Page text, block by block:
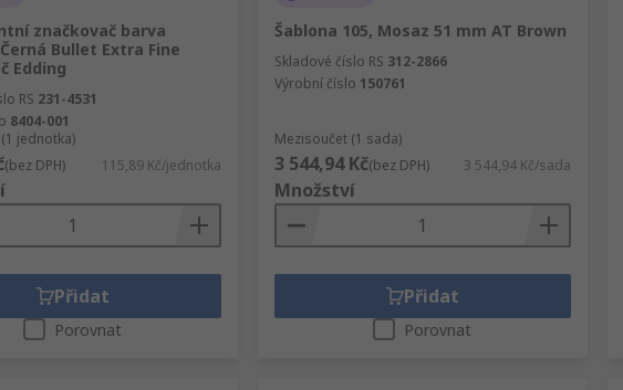
značkovač barva
Bullet Extra Fine
Edding
RS 231-4531
8404-001
jednotka)
(bez DPH) 115,89 Kč/jednotka
Přidat
Porovnat
Šablona 105, Mosaz 51 mm AT Brown
Skladové číslo RS 312-2866
Výrobní číslo 150761
Mezisoučet (1 sada)
3 544,94 Kč(bez DPH) 3 544,94 Kč/sada
Množství
Přidat
Porovnat